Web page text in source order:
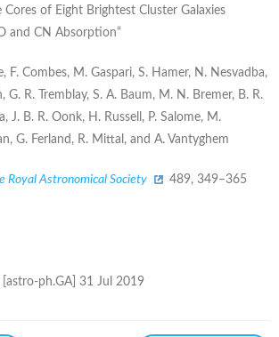
Cores of Eight Brightest Cluster Galaxies
and CN Absorption“
F. Combes, M. Gaspari, S. Hamer, N. Nesvadba,
G. R. Tremblay, S. A. Baum, M. N. Bremer, B. R.
J. B. R. Oonk, H. Russell, P. Salome, M.
G. Ferland, R. Mittal, and A. Vantyghem
Royal Astronomical Society
489, 349–365
ph.GA] 31 Jul 2019